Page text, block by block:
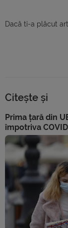
Dacă ti-a plăcut
Citește și
Prima țară din
împotriva